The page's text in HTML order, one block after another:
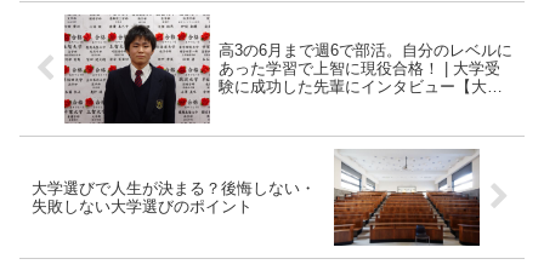
高3の6月まで週6で部活。自分のレベルに
あった学習で上智に現役合格！ | 大学受
験に成功した先輩にインタビュー【大学
大学選びで人生が決まる？後悔しない・
失敗しない大学選びのポイント